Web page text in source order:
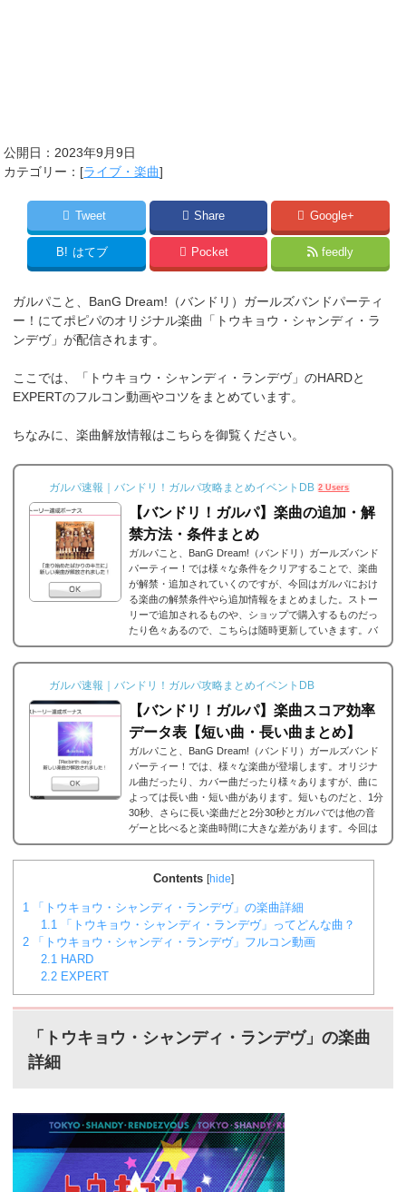
公開日： 2023年9月9日
カテゴリー：[ライブ・楽曲]
Tweet Share Google+
B! はてブ Pocket feedly
ガルパこと、BanG Dream!（バンドリ）ガールズバンドパーティ
ー！にてポピパのオリジナル楽曲「トウキョウ・シャンディ・ラ
ンデヴ」が配信されます。
ここでは、「トウキョウ・シャンディ・ランデヴ」のHARDと
EXPERTのフルコン動画やコツをまとめています。
ちなみに、楽曲解放情報はこちらを御覧ください。
ガルパ速報｜バンドリ！ガルパ攻略まとめイベントDB 2 Users
【バンドリ！ガルパ】楽曲の追加・解
禁方法・条件まとめ
ガルパこと、BanG Dream!（バンドリ）ガールズバンド
パーティー！では様々な条件をクリアすることで、楽曲
が解禁・追加されていくのですが、今回はガルパにおけ
る楽曲の解禁条件やら追加情報をまとめました。ストー
リーで追加されるものや、ショップで購入するものだっ
たり色々あるので、こちらは随時更新していきます。バ
ンドリ/ガルパの楽曲の追加・解禁方法一覧それでは、バ
ンドリ/ガルパに於ける楽曲の追加・解禁方法一覧です。
り、いろいろな条件があると思うのですが、それぞれ...
ガルパ速報｜バンドリ！ガルパ攻略まとめイベントDB
【バンドリ！ガルパ】楽曲スコア効率
データ表【短い曲・長い曲まとめ】
ガルパこと、BanG Dream!（バンドリ）ガールズバンド
パーティー！では、様々な楽曲が登場します。オリジナ
ル曲だったり、カバー曲だったり様々ありますが、曲に
よっては長い曲・短い曲があります。短いものだと、1分
30秒、さらに長い楽曲だと2分30秒とガルパでは他の音
ゲーと比べると楽曲時間に大きな差があります。今回は
ガルパに登場する楽曲の長い曲、短い曲のまとめや、イ
ベント周回におすすめの楽曲などをまとめました。楽曲
別スコア効率表(協力ライブ) ↓別タブで見る場合はこち
Contents [hide]
1 「トウキョウ・シャンディ・ランデヴ」の楽曲詳細
1.1 「トウキョウ・シャンディ・ランデヴ」ってどんな曲？
2 「トウキョウ・シャンディ・ランデヴ」フルコン動画
2.1 HARD
2.2 EXPERT
「トウキョウ・シャンディ・ランデヴ」の楽曲
詳細